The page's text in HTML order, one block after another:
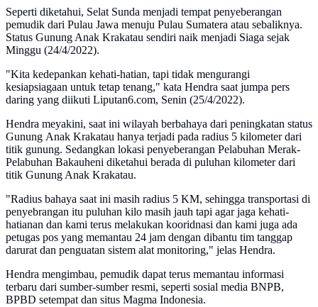
Seperti diketahui, Selat Sunda menjadi tempat penyeberangan
pemudik dari Pulau Jawa menuju Pulau Sumatera atau sebaliknya.
Status Gunung Anak Krakatau sendiri naik menjadi Siaga sejak
Minggu (24/4/2022).
"Kita kedepankan kehati-hatian, tapi tidak mengurangi
kesiapsiagaan untuk tetap tenang," kata Hendra saat jumpa pers
daring yang diikuti Liputan6.com, Senin (25/4/2022).
Hendra meyakini, saat ini wilayah berbahaya dari peningkatan status
Gunung Anak Krakatau hanya terjadi pada radius 5 kilometer dari
titik gunung. Sedangkan lokasi penyeberangan Pelabuhan Merak-
Pelabuhan Bakauheni diketahui berada di puluhan kilometer dari
titik Gunung Anak Krakatau.
"Radius bahaya saat ini masih radius 5 KM, sehingga transportasi di
penyebrangan itu puluhan kilo masih jauh tapi agar jaga kehati-
hatianan dan kami terus melakukan kooridnasi dan kami juga ada
petugas pos yang memantau 24 jam dengan dibantu tim tanggap
darurat dan penguatan sistem alat monitoring," jelas Hendra.
Hendra mengimbau, pemudik dapat terus memantau informasi
terbaru dari sumber-sumber resmi, seperti sosial media BNPB,
BPBD setempat dan situs Magma Indonesia.